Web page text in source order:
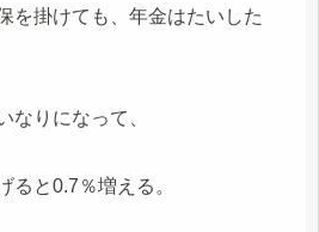
を掛けても、年金はたいした
なりになって、
ると0.7％増える。